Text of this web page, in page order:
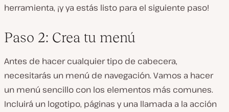
herramienta, ¡y ya estás listo para el siguiente paso!
Paso 2: Crea tu menú
Antes de hacer cualquier tipo de cabecera,
necesitarás un menú de navegación. Vamos a hacer
un menú sencillo con los elementos más comunes.
Incluirá un logotipo, páginas y una llamada a la acción